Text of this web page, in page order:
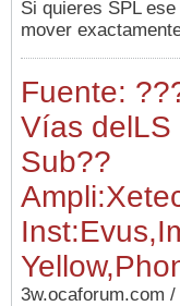
Si quieres SPL
mover
Fuente:
Vías delLS
Sub??
3w.ocaforum.com